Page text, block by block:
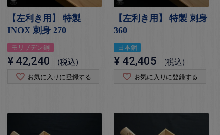
【左利き用】 特製
INOX 刺身 270
モリブデン鋼
¥ 42,240 税込
お気に入りに登録する
【左利き用】 特製 刺身
360
日本鋼
¥ 42,405 税込
お気に入りに登録する